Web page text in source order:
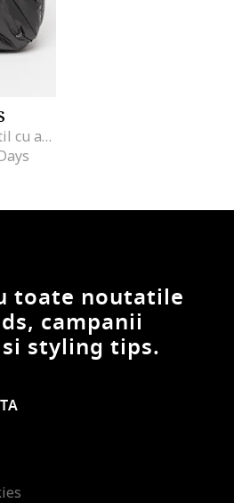
Rucsac din material textil cu aplicatie logo metalica Leonie, Negru
toate noutatile
campanii
styling tips.